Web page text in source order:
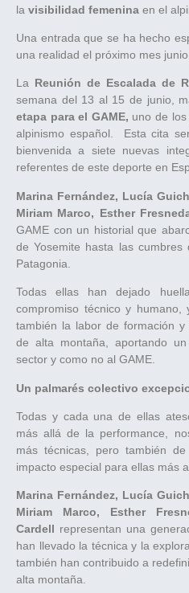
la visibilidad femenina en el
Una entrada que se ha hecho
una realidad el próximo mes junio.
La Reunión de Escalada de
semana del 13 al 15 de junio,
etapa para el GAME, uno de
alpinismo español. Esta cita
bienvenida a siete nuevas
referentes de este deporte en
Marina Fernández, Lucía
Miriam Marco, Esther
GAME con un historial que
de Yosemite hasta las
Patagonia.
Todas ellas han dejado
compromiso técnico y humano,
también la labor de formación
de alta montaña, aportando
sector y como no al GAME.
Un palmarés colectivo
Todas y cada una de ellas
más allá de la performance,
más técnicas, pero también
impacto especial para ellas más
Marina Fernández, Lucía
Miriam Marco, Esther
Cardell representan una
han llevado la técnica y la
también han contribuido a
alta montaña.